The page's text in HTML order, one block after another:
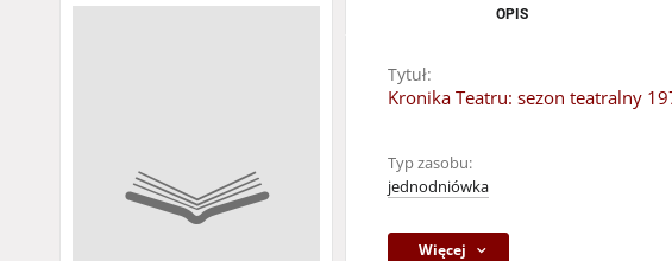
OPIS
Tytuł:
Kronika Teatru: sezon teatralny
Typ zasobu:
jednodniówka
Więcej